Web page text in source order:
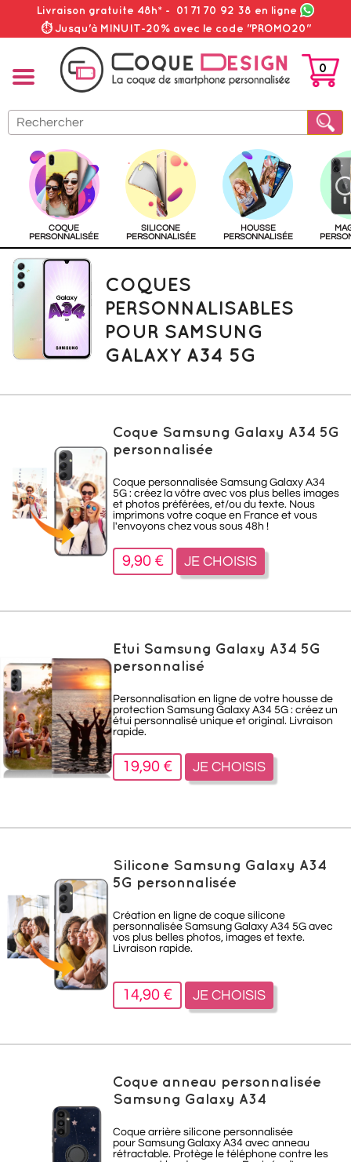
Livraison gratuite 48h* - 01 71 70 92 38 en ligne
⏱ Jusqu'à MINUIT-20% avec le code "PROMO20"
PANIER
0
COQUE
PERSONNALISÉE
SILICONE
PERSONNALISÉE
HOUSSE
PERSONNALISÉE
COQUES
PERSONNALISABLES
POUR SAMSUNG
GALAXY A34 5G
Coque Samsung Galaxy A34 5G
personnalisée
Coque personnalisée Samsung Galaxy A34
5G : créez la vôtre avec vos plus belles images
et photos préférées, et/ou du texte. Nous
imprimons votre coque en France et vous
l'envoyons chez vous sous 48h !
9,90 € JE CHOISIS
Etui Samsung Galaxy A34 5G
personnalisé
Personnalisation en ligne de votre housse de
protection Samsung Galaxy A34 5G : créez un
étui personnalisé unique et original. Livraison
rapide.
19,90 € JE CHOISIS
Silicone Samsung Galaxy A34
5G personnalisée
Création en ligne de coque silicone
personnalisée Samsung Galaxy A34 5G avec
vos plus belles photos, images et texte.
Livraison rapide.
14,90 € JE CHOISIS
Coque anneau personnalisée
Samsung Galaxy A34
Coque arrière silicone personnalisée
pour Samsung Galaxy A34 avec anneau
rétractable. Protège le téléphone contre les